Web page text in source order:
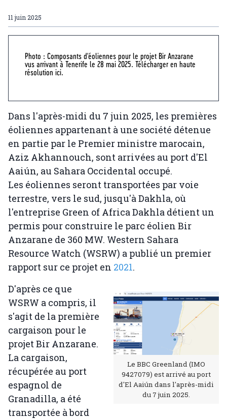
11 juin 2025
Photo : Composants d'éoliennes pour le projet Bir Anzarane
vus arrivant à Tenerife le 28 mai 2025. Télécharger en haute
résolution ici.
Dans l'après-midi du 7 juin 2025, les premières
éoliennes appartenant à une société détenue
en partie par le Premier ministre marocain,
Aziz Akhannouch, sont arrivées au port d'El
Aaiún, au Sahara Occidental occupé.
Les éoliennes seront transportées par voie
terrestre, vers le sud, jusqu'à Dakhla, où
l'entreprise Green of Africa Dakhla détient un
permis pour construire le parc éolien Bir
Anzarane de 360 ​​MW. Western Sahara
Resource Watch (WSRW) a publié un premier
rapport sur ce projet en 2021.
Le BBC Greenland (IMO
9427079) est arrivé au port
d'El Aaiún dans l'après-midi
du 7 juin 2025.
D'après ce que
WSRW a compris, il
s'agit de la première
cargaison pour le
projet Bir Anzarane.
La cargaison,
récupérée au port
espagnol de
Granadilla, a été
transportée à bord